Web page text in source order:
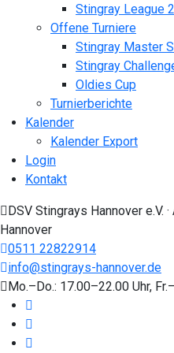
Stingray League
Offene Turniere
Stingray Master
Stingray
Oldies Cup
Turnierberichte
Kalender
Kalender Export
Login
Kontakt
DSV Stingrays Hannover e.V.
Hannover
0511 22822914
info@stingrays-hannover.de
Mo.–Do.: 17.00–22.00 Uhr,